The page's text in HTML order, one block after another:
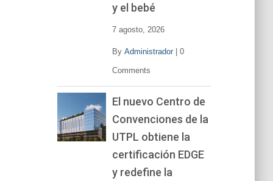
y el bebé
7 agosto, 2026
By Administrador| 0
Comments
El nuevo Centro de
Convenciones de la
UTPL obtiene la
certificación EDGE
y redefine la